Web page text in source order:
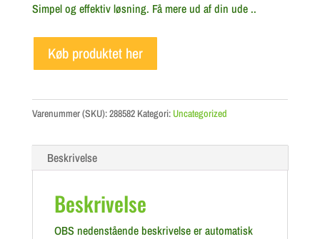
Simpel og effektiv løsning. Få mere ud af din ude ..
Køb produktet her
Varenummer (SKU):288582 Kategori: Uncategorized
Beskrivelse
Beskrivelse
OBS nedenstående beskrivelse er automatisk